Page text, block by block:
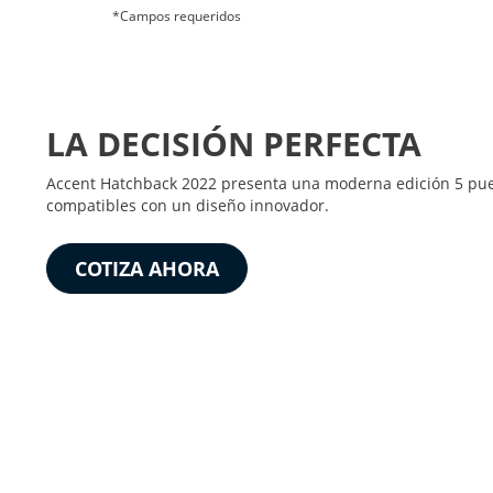
*Campos requeridos
LA DECISIÓN PERFECTA
Accent Hatchback 2022 presenta una moderna edición 5
compatibles con un diseño innovador.
COTIZA AHORA